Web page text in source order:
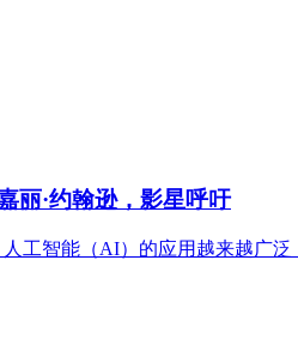
丽·约翰逊，影星呼吁
工智能（AI）的应用越来越广